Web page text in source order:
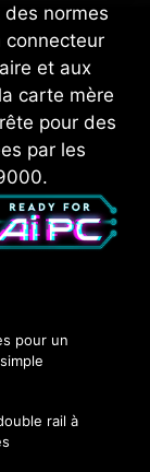
normes
connecteur
et aux
carte mère
pour des
par les
pour un
rail à